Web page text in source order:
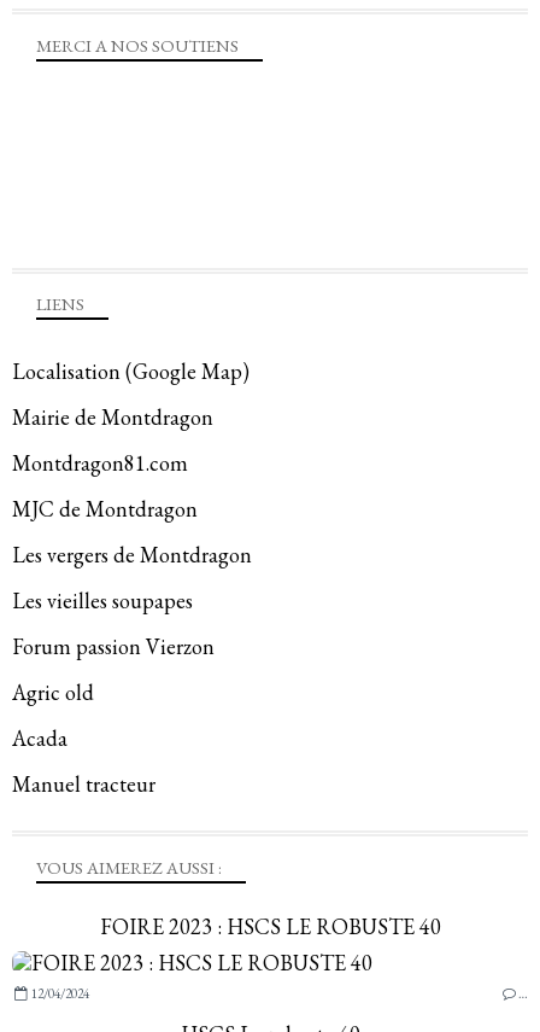
VOUS AIMEREZ AUSSI :
FOIRE 2023 : HSCS LE ROBUSTE 40
12/04/2024 …
LIENS
Localisation (Google Map)
Mairie de Montdragon
Montdragon81.com
MJC de Montdragon
Les vergers de Montdragon
Les vieilles soupapes
Forum passion Vierzon
Agric old
Acada
Manuel tracteur
MERCI A NOS SOUTIENS